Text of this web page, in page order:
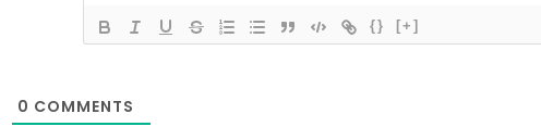
{} [+]
0 COMMENTS